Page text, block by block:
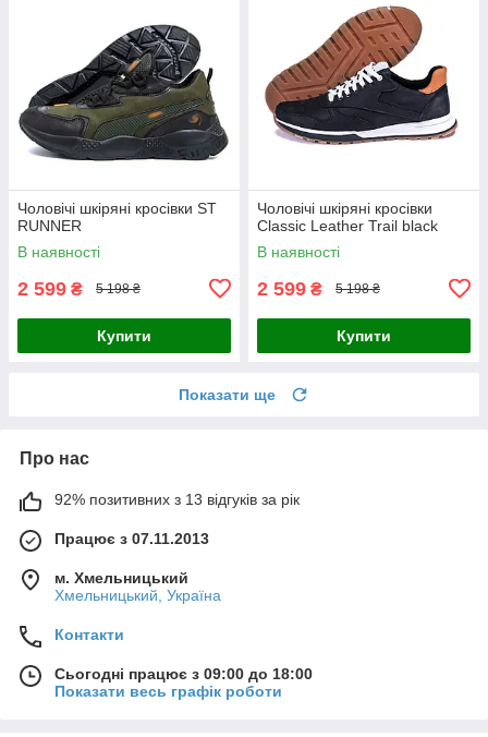
Чоловічі шкіряні кросівки ST
RUNNER
В наявності
2 599 ₴ 5 198 ₴
Купити
Чоловічі шкіряні кросівки
Classic Leather Trail black
В наявності
2 599 ₴ 5 198 ₴
Купити
Показати ще
Про нас
92% позитивних з 13 відгуків за рік
Працює з 07.11.2013
м. Хмельницький
Хмельницький, Україна
Контакти
Сьогодні працює з 09:00 до 18:00
Показати весь графік роботи